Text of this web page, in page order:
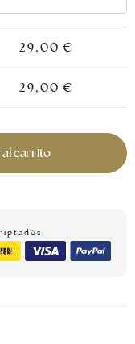
29,00 €
29,00 €
al carrito